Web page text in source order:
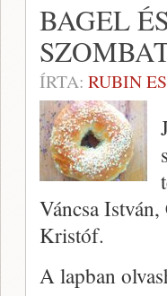
BAGEL
ÍRTA: RUBIN
Váncsa
Kristóf.
A lapban